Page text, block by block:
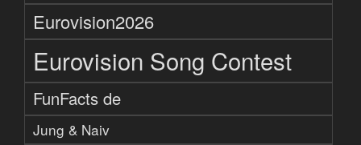
Eurovision2026
Eurovision Song Contest
FunFacts de
Jung & Naiv